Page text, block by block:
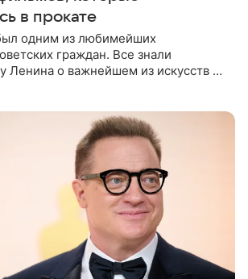
в прокате
одним из любимейших
граждан. Все знали
Ленина о важнейшем из искусств и